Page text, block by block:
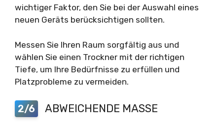
wichtiger Faktor, den Sie bei der Auswahl eines
neuen Geräts berücksichtigen sollten.
Messen Sie Ihren Raum sorgfältig aus und
wählen Sie einen Trockner mit der richtigen
Tiefe, um Ihre Bedürfnisse zu erfüllen und
Platzprobleme zu vermeiden.
2/6 ABWEICHENDE MASSE